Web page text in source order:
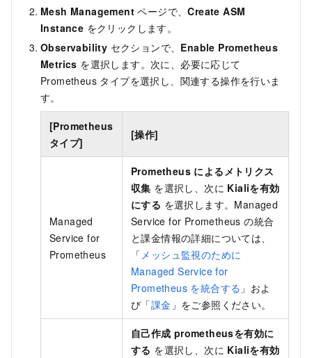
Mesh Management ページで、Create ASM
Instance をクリックします。
Observability セクションで、 Enable Prometheus
Metrics を選択します。次に、必要に応じて
Prometheus タイプを選択し、関連する操作を行いま
す。
[Prometheus
タイプ]
[操作]
Managed
Service for
Prometheus
Prometheus によるメトリクス
収集 を選択し、次に Kialiを有効
にする を選択します。Managed
Service for Prometheus の統合
と課金情報の詳細については、
「メッシュ監視のために
Managed Service for
Prometheus を統合する 」およ
び「課金 」をご参照ください。
自己作成 prometheusを有効に
する を選択し、次に Kialiを有効